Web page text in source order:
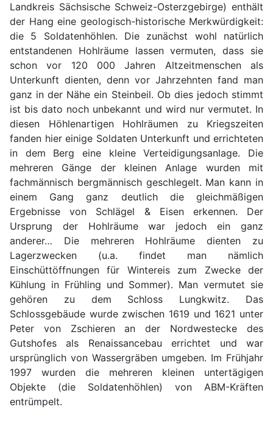
Landkreis Sächsische Schweiz-Osterzgebirge) enthält
der Hang eine geologisch-historische Merkwürdigkeit:
die 5 Soldatenhöhlen. Die zunächst wohl natürlich
entstandenen Hohlräume lassen vermuten, dass sie
schon vor 120 000 Jahren Altzeitmenschen als
Unterkunft dienten, denn vor Jahrzehnten fand man
ganz in der Nähe ein Steinbeil. Ob dies jedoch stimmt
ist bis dato noch unbekannt und wird nur vermutet. In
diesen Höhlenartigen Hohlräumen zu Kriegszeiten
fanden hier einige Soldaten Unterkunft und errichteten
in dem Berg eine kleine Verteidigungsanlage. Die
mehreren Gänge der kleinen Anlage wurden mit
fachmännisch bergmännisch geschlegelt. Man kann in
einem Gang ganz deutlich die gleichmäßigen
Ergebnisse von Schlägel & Eisen erkennen. Der
Ursprung der Hohlräume war jedoch ein ganz
anderer… Die mehreren Hohlräume dienten zu
Lagerzwecken (u.a. findet man nämlich
Einschüttöffnungen für Wintereis zum Zwecke der
Kühlung in Frühling und Sommer). Man vermutet sie
gehören zu dem Schloss Lungkwitz. Das
Schlossgebäude wurde zwischen 1619 und 1621 unter
Peter von Zschieren an der Nordwestecke des
Gutshofes als Renaissancebau errichtet und war
ursprünglich von Wassergräben umgeben. Im Frühjahr
1997 wurden die mehreren kleinen untertägigen
Objekte (die Soldatenhöhlen) von ABM-Kräften
entrümpelt.